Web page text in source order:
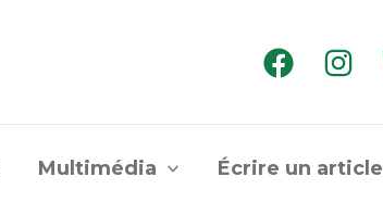
Multimédia Écrire un article